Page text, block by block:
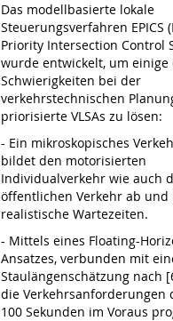
Das modellbasierte lokale
Steuerungsverfahren EPICS
Priority Intersection Control
wurde entwickelt, um einige
Schwierigkeiten bei der
verkehrstechnischen
priorisierte VLSAs zu lösen:
- Ein mikroskopisches
bildet den motorisierten
Individualverkehr wie auch
öffentlichen Verkehr ab und
realistische Wartezeiten.
- Mittels eines Floating-
Ansatzes, verbunden mit
Staulängenschätzung nach
die Verkehrsanforderungen
100 Sekunden im Voraus